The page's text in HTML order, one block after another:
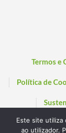
Termos e
Política de
Este site utiliza
ao utilizador.